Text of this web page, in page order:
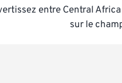
entre Central
sur le